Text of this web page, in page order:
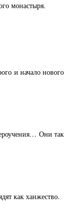
монастыря.
и начало нового
Они так
как ханжество.